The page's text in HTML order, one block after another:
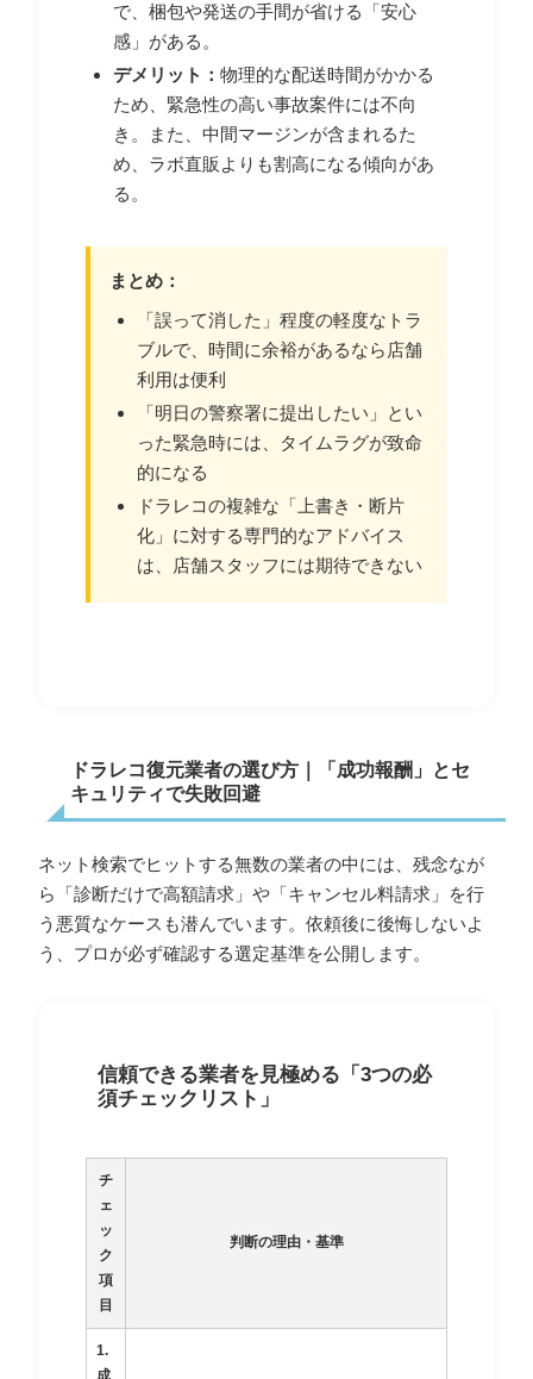
で、梱包や発送の手間が省ける「安心
感」がある。
デメリット：物理的な配送時間がかかる
ため、緊急性の高い事故案件には不向
き。また、中間マージンが含まれるた
め、ラボ直販よりも割高になる傾向があ
る。
まとめ：
「誤って消した」程度の軽度なトラ
ブルで、時間に余裕があるなら店舗
利用は便利
「明日の警察署に提出したい」とい
った緊急時には、タイムラグが致命
的になる
ドラレコの複雑な「上書き・断片
化」に対する専門的なアドバイス
は、店舗スタッフには期待できない
ドラレコ復元業者の選び方｜「成功報酬」とセ
キュリティで失敗回避
ネット検索でヒットする無数の業者の中には、残念なが
ら「診断だけで高額請求」や「キャンセル料請求」を行
う悪質なケースも潜んでいます。依頼後に後悔しないよ
う、プロが必ず確認する選定基準を公開します。
信頼できる業者を見極める「3つの必
須チェックリスト」
チ
ェ
ッ
ク
項
目
判断の理由・基準
1.
成